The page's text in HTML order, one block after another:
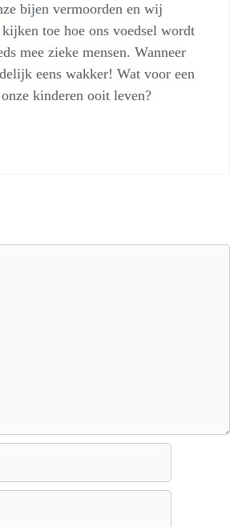
bijen vermoorden en wij
toe hoe ons voedsel wordt
mee zieke mensen. Wanneer
eens wakker! Wat voor een
kinderen ooit leven?